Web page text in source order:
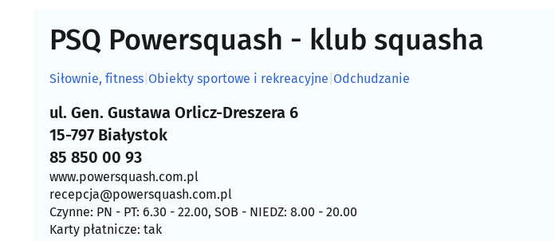
PSQ Powersquash - klub squasha
Siłownie, fitness Obiekty sportowe i rekreacyjne Odchudzanie
ul. Gen. Gustawa Orlicz-Dreszera 6
15-797 Białystok
85 850 00 93
www.powersquash.com.pl
recepcja@powersquash.com.pl
Czynne: PN - PT: 6.30 - 22.00, SOB - NIEDZ: 8.00 - 20.00
Karty płatnicze: tak